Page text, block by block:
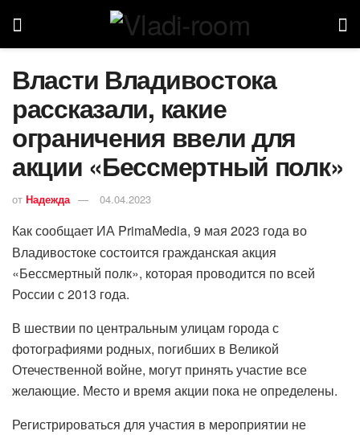
Власти Владивостока
рассказали, какие
ограничения ввели для
акции «Бессмертный полк»
от Надежда 04.04.2023
Как сообщает ИА PrimaMedia, 9 мая 2023 года во
Владивостоке состоится гражданская акция
«Бессмертный полк», которая проводится по всей
России с 2013 года.
В шествии по центральным улицам города с
фотографиями родных, погибших в Великой
Отечественной войне, могут принять участие все
желающие. Место и время акции пока не определены.
Регистрироваться для участия в мероприятии не